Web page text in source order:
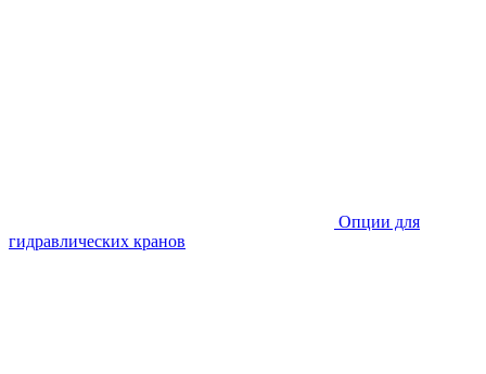
Опции для
гидравлических кранов